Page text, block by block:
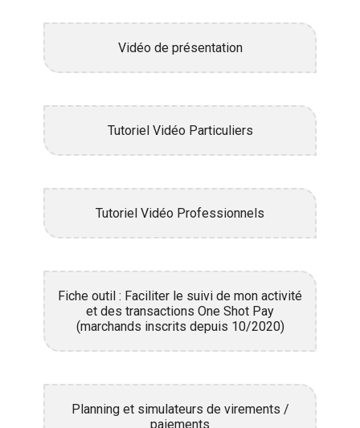
Vidéo de présentation
Tutoriel Vidéo Particuliers
Tutoriel Vidéo Professionnels
Fiche outil : Faciliter le suivi de mon activité
et des transactions One Shot Pay
(marchands inscrits depuis 10/2020)
Planning et simulateurs de virements /
paiements